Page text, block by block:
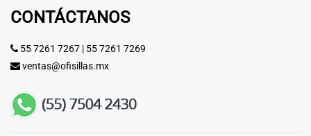
CONTÁCTANOS
55 7261 7267 | 55 7261 7269
ventas@ofisillas.mx